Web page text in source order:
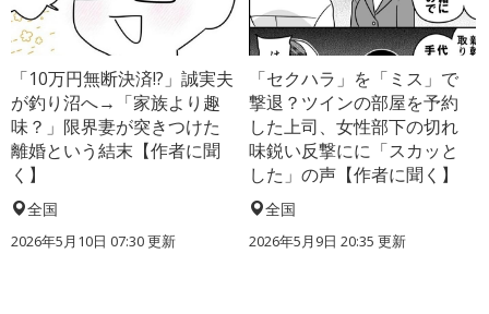
「10万円無断決済!?」誠実夫
が釣り沼へ→「家族より趣
味？」限界妻が突きつけた
離婚という結末【作者に聞
く】
全国
2026年5月10日 07:30 更新
「セクハラ」を「ミス」で
撃退？ツインの部屋を予約
した上司、女性部下の切れ
味鋭い反撃にに「スカッと
した」の声【作者に聞く】
全国
2026年5月9日 20:35 更新